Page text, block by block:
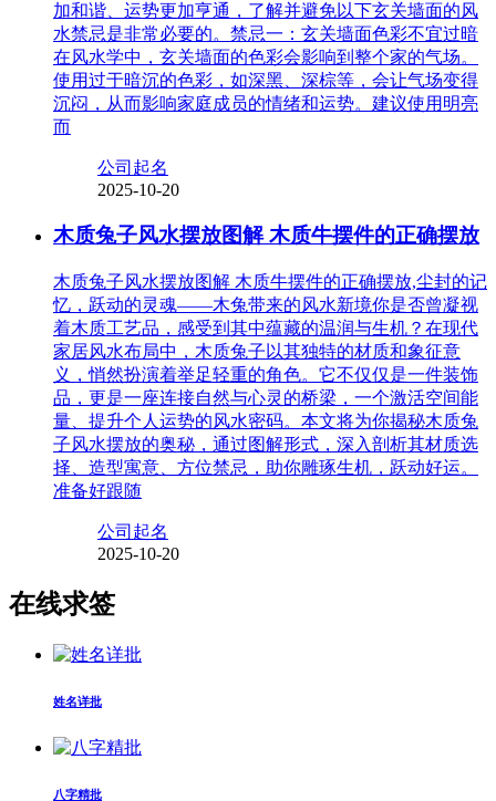
加和谐、运势更加亨通，了解并避免以下玄关墙面的风
水禁忌是非常必要的。禁忌一：玄关墙面色彩不宜过暗
在风水学中，玄关墙面的色彩会影响到整个家的气场。
使用过于暗沉的色彩，如深黑、深棕等，会让气场变得
沉闷，从而影响家庭成员的情绪和运势。建议使用明亮
而
公司起名
2025-10-20
木质兔子风水摆放图解 木质牛摆件的正确摆放
木质兔子风水摆放图解 木质牛摆件的正确摆放,尘封的记
忆，跃动的灵魂——木兔带来的风水新境你是否曾凝视
着木质工艺品，感受到其中蕴藏的温润与生机？在现代
家居风水布局中，木质兔子以其独特的材质和象征意
义，悄然扮演着举足轻重的角色。它不仅仅是一件装饰
品，更是一座连接自然与心灵的桥梁，一个激活空间能
量、提升个人运势的风水密码。本文将为你揭秘木质兔
子风水摆放的奥秘，通过图解形式，深入剖析其材质选
择、造型寓意、方位禁忌，助你雕琢生机，跃动好运。
准备好跟随
公司起名
2025-10-20
在线求签
姓名详批
八字精批